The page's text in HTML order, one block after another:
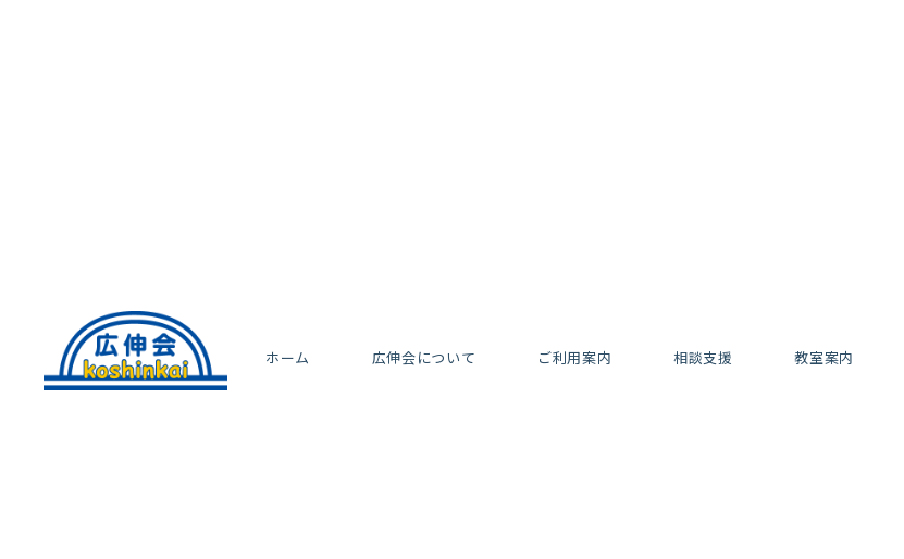
ホーム 広伸会について ご利用案内 相談支援 教室案内